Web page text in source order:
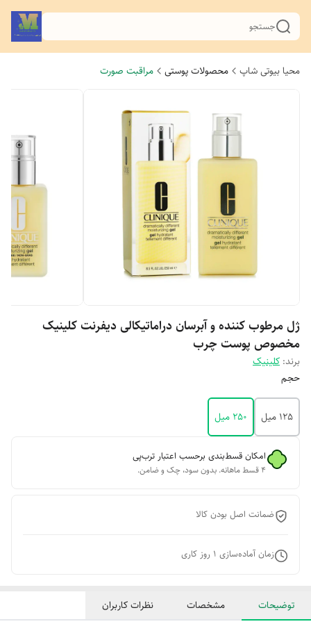
جستجو
محیا بیوتی شاپ محصولات پوستی مراقبت صورت
ژل مرطوب کننده و آبرسان دراماتیکالی دیفرنت کلینیک
مخصوص پوست چرب
برند: کلینیک
حجم
125 میل 250 میل
امکان قسط‌بندی برحسب اعتبار ترب‌پی
۴ قسط ماهانه. بدون سود، چک و ضامن.
ضمانت اصل بودن کالا
زمان آماده‌سازی 1 روز کاری
توضیحات مشخصات نظرات کاربران